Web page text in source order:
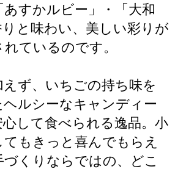
すかルビー」・「大和
と味わい、美しい彩りが
ているのです。
ず、いちごの持ち味を
ルシーなキャンディー
して食べられる逸品。小
もきっと喜んでもらえ
くりならではの、どこ